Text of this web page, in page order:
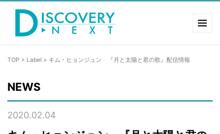
TOP > Label > キム・ヒョンジュン 『月と太陽と君の歌』配信情報
NEWS
2020.02.04